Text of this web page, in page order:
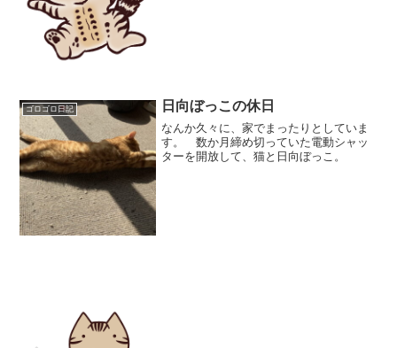
ゴロゴロ日記 日向ぼっこの休日
なんか久々に、家でまったりとしていま
す。 数か月締め切っていた電動シャッ
ターを開放して、猫と日向ぼっこ。